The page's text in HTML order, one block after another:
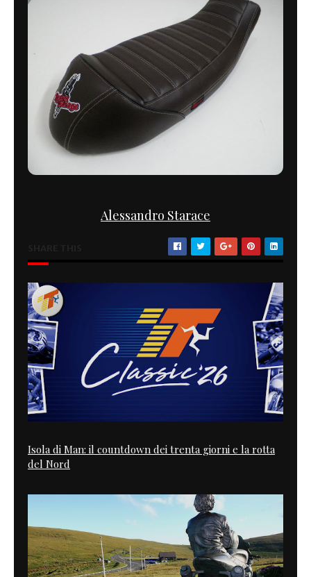
Alessandro Starace
Isola di Man: il countdown dei trenta giorni e la rotta
del Nord